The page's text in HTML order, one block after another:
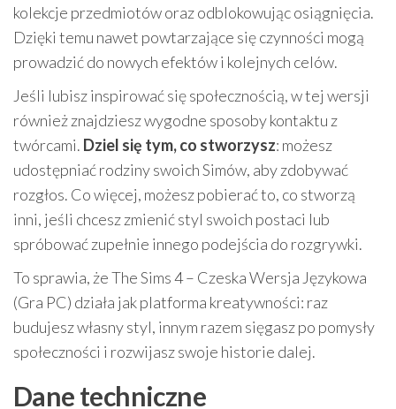
kolekcje przedmiotów oraz odblokowując osiągnięcia.
Dzięki temu nawet powtarzające się czynności mogą
prowadzić do nowych efektów i kolejnych celów.
Jeśli lubisz inspirować się społecznością, w tej wersji
również znajdziesz wygodne sposoby kontaktu z
twórcami. Dziel się tym, co stworzysz: możesz
udostępniać rodziny swoich Simów, aby zdobywać
rozgłos. Co więcej, możesz pobierać to, co stworzą
inni, jeśli chcesz zmienić styl swoich postaci lub
spróbować zupełnie innego podejścia do rozgrywki.
To sprawia, że The Sims 4 – Czeska Wersja Językowa
(Gra PC) działa jak platforma kreatywności: raz
budujesz własny styl, innym razem sięgasz po pomysły
społeczności i rozwijasz swoje historie dalej.
Dane techniczne